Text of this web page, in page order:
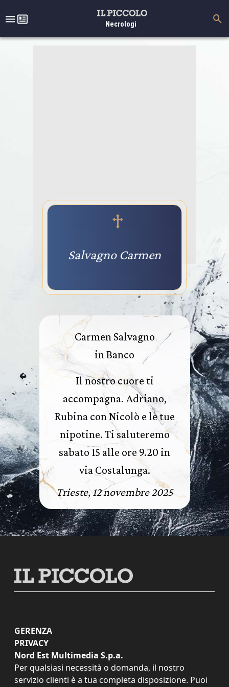
Necrologi
Salvagno Carmen
Carmen Salvagno
in Banco
Il nostro cuore ti
accompagna. Adriano,
Rubina con Nicolò e le tue
nipotine. Ti saluteremo
sabato 15 alle ore 9.20 in
via Costalunga.
Trieste, 12 novembre 2025
GERENZA
PRIVACY
Nord Est Multimedia S.p.a.
Per qualsiasi necessità o domanda, il nostro
servizio clienti è a tua completa disposizione. Puoi